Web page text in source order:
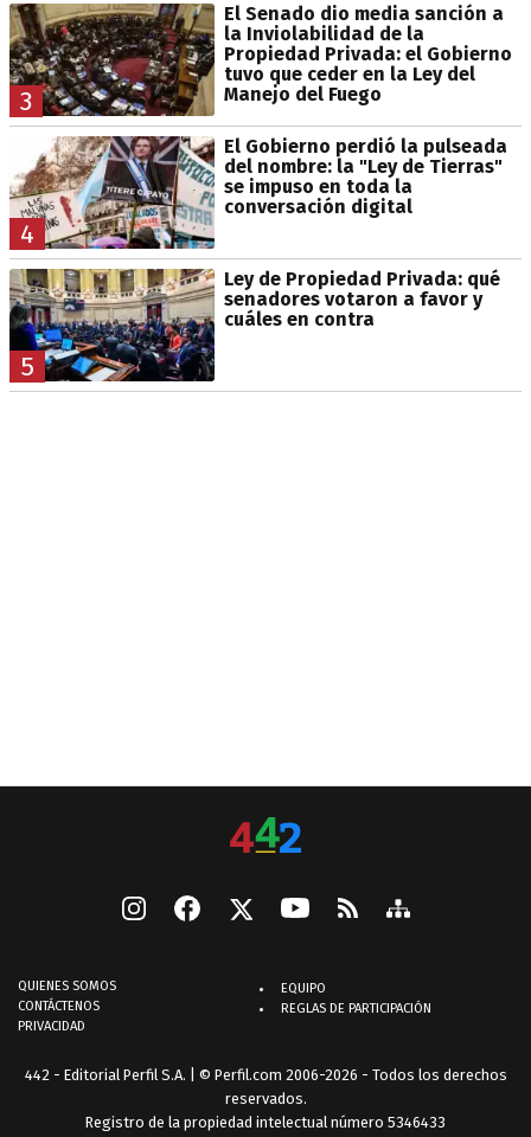
3
El Senado dio media sanción a
la Inviolabilidad de la
Propiedad Privada: el Gobierno
tuvo que ceder en la Ley del
Manejo del Fuego
4
El Gobierno perdió la pulseada
del nombre: la "Ley de Tierras"
se impuso en toda la
conversación digital
5
Ley de Propiedad Privada: qué
senadores votaron a favor y
cuáles en contra
QUIENES SOMOS
CONTÁCTENOS
PRIVACIDAD
EQUIPO
REGLAS DE PARTICIPACIÓN
442 - Editorial Perfil S.A. | © Perfil.com 2006-2026 - Todos los derechos
reservados.
Registro de la propiedad intelectual número 5346433